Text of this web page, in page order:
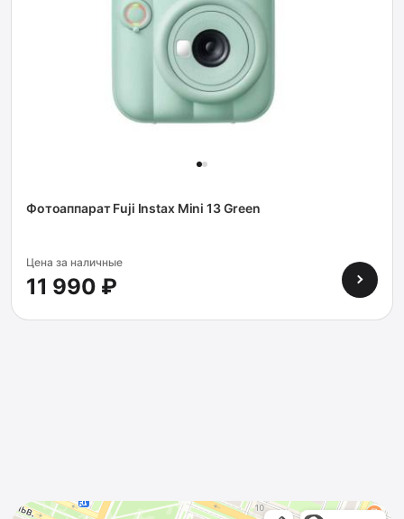
Фотоаппарат Fuji Instax Mini 13 Green
Цена за наличные
11 990 ₽